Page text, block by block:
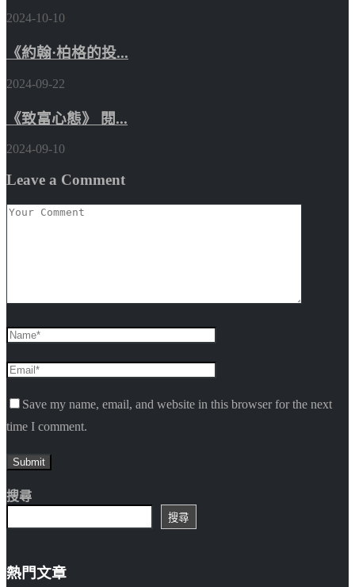
2024-10-10
《約翰·柏格的投...
2024-09-22
《致富心態》 閱...
2024-09-10
Leave a Comment
Save my name, email, and website in this browser for the next
time I comment.
搜尋
搜尋
熱門文章